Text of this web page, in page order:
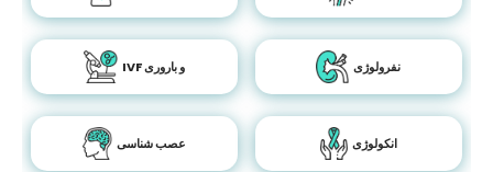
IVF و باروری نفرولوژی
عصب شناسی انکولوژی